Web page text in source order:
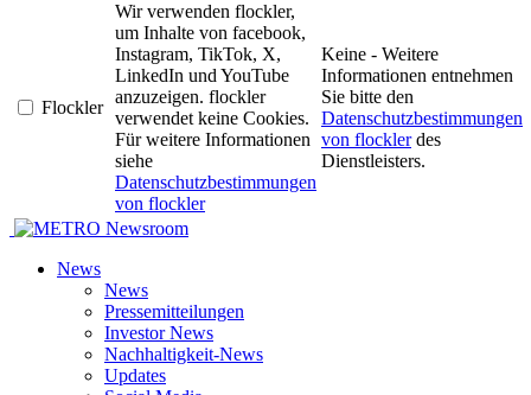
Flockler
Wir verwenden flockler,
um Inhalte von facebook,
Instagram, TikTok, X,
LinkedIn und YouTube
anzuzeigen. flockler
verwendet keine Cookies.
Für weitere Informationen
siehe
Datenschutzbestimmungen
von flockler
Keine - Weitere
Informationen entnehmen
Sie bitte den
Datenschutzbestimmungen
von flocklerdes
Dienstleisters.
Newsroom
News
News
Pressemitteilungen
Investor News
Nachhaltigkeit-News
Updates